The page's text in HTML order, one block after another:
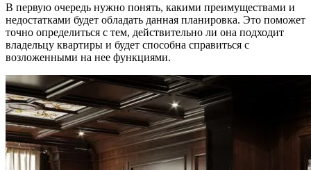
В первую очередь нужно понять, какими преимуществами и
недостатками будет обладать данная планировка. Это поможет
точно определиться с тем, действительно ли она подходит
владельцу квартиры и будет способна справиться с
возложенными на нее функциями.